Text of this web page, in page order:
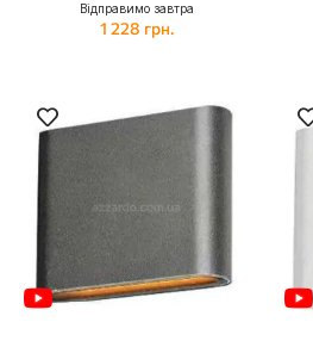
Відправимо завтра
1 228 грн.